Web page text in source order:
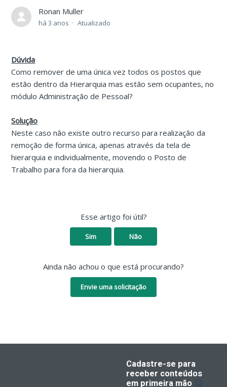
Ronan Muller
há 3 anos Atualizado
Dúvida
Como remover de uma única vez todos os postos que
estão dentro da Hierarquia mas estão sem ocupantes, no
módulo Administração de Pessoal?
Solução
Neste caso não existe outro recurso para realização da
remoção de forma única, apenas através da tela de
hierarquia e individualmente, movendo o Posto de
Trabalho para fora da hierarquia.
Esse artigo foi útil?
Sim Não
Ainda não achou o que está procurando?
Envie uma solicitação